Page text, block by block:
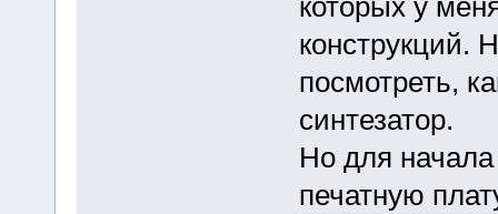
конструкций.
посмотреть,
синтезатор.
Но для
печатную